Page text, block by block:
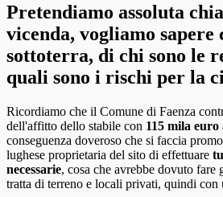
Pretendiamo assoluta
vicenda, vogliamo sapere
sottoterra, di chi sono le
quali sono i rischi per la
Ricordiamo che il Comune di Faenza
dell'affitto dello stabile con 115 mila euro
conseguenza doveroso che si faccia
lughese proprietaria del sito di effettuare
necessarie, cosa che avrebbe dovuto fare
tratta di terreno e locali privati, quindi con